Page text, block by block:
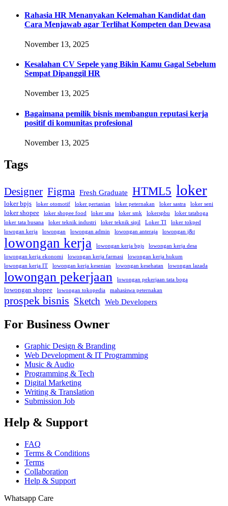
Rahasia HR Menanyakan Kelemahan Kandidat dan
Cara Menjawab agar Terlihat Kompeten dan Dewasa
November 13, 2025
Kesalahan CV Sepele yang Bikin Kamu Gagal Sebelum
Sempat Dipanggil HR
November 13, 2025
Bagaimana pemilik bisnis membangun reputasi kerja
positif di komunitas profesional
November 13, 2025
Tags
Designer Figma Fresh Graduate HTML5 loker
loker bpjs loker otomotif loker pertanian loker peternakan loker sastra loker seni
loker shopee loker shopee food loker sma loker smk lokerspbu
loker tataboga
loker tata busana
loker teknik industri loker teknik sipil Loker TI
loker tokped
lowogan kerja
lowongan lowongan admin lowongan anteraja lowongan j&t
lowongan kerja lowongan kerja bpjs
lowongan kerja desa
lowongan kerja ekonomi
lowongan kerja farmasi
lowongan kerja hukum
lowongan kerja IT
lowongan kerja kesenian lowongan kesehatan lowongan lazada
lowongan pekerjaan lowongan pekerjaan tata boga
lowongan shopee lowongan tokopedia mahasiswa peternakan
prospek bisnis Sketch Web Developers
For Business Owner
Graphic Design & Branding
Web Development & IT Programming
Music & Audio
Programming & Tech
Digital Marketing
Writing & Translation
Submission Job
Help & Support
FAQ
Terms & Conditions
Terms
Collaboration
Help & Support
Whatsapp Care